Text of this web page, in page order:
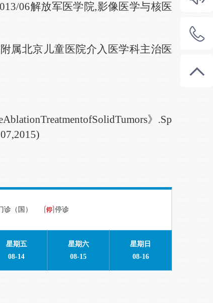
06解放军医学院,影像医学与核医
属北京儿童医院介入医学科主治医
AblationTreatmentofSolidTumors》 .Sp
2015)
诊（国） 停诊
星期五
08-14
星期六
08-15
星期日
08-16